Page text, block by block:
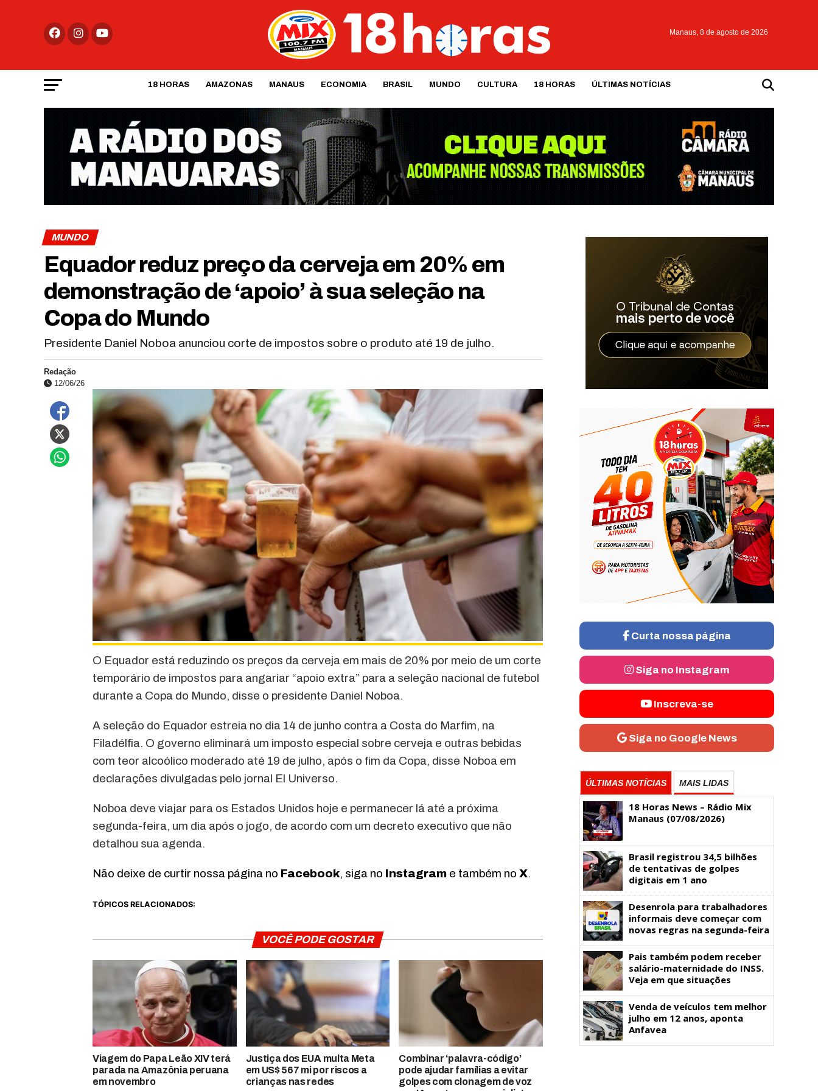
Manaus, 8 de agosto de 2026
18 HORAS AMAZONAS MANAUS ECONOMIA BRASIL MUNDO CULTURA 18 HORAS ÚLTIMAS NOTÍCIAS
MUNDO
Equador reduz preço da cerveja em 20% em
demonstração de ‘apoio’ à sua seleção na
Copa do Mundo
Presidente Daniel Noboa anunciou corte de impostos sobre o produto até 19 de julho.
Redação
12/06/26
O Equador está reduzindo os preços da cerveja em mais de 20% por meio de um corte
temporário de impostos para angariar “apoio extra” para a seleção nacional de futebol
durante a Copa do Mundo, disse o presidente Daniel Noboa.
A seleção do Equador estreia no dia 14 de junho contra a Costa do Marfim, na
Filadélfia. O governo eliminará um imposto especial sobre cerveja e outras bebidas
com teor alcoólico moderado até 19 de julho, após o fim da Copa, disse Noboa em
declarações divulgadas pelo jornal El Universo.
Noboa deve viajar para os Estados Unidos hoje e permanecer lá até a próxima
segunda-feira, um dia após o jogo, de acordo com um decreto executivo que não
detalhou sua agenda.
Não deixe de curtir nossa página no Facebook, siga no Instagram e também no X.
TÓPICOS RELACIONADOS:
VOCÊ PODE GOSTAR
Viagem do Papa Leão XIV terá
parada na Amazônia peruana
em novembro
Justiça dos EUA multa Meta
em US$ 567 mi por riscos a
crianças nas redes
Combinar ‘palavra-código’
pode ajudar famílias a evitar
golpes com clonagem de voz
Curta nossa página
Siga no Instagram
Inscreva-se
Siga no Google News
ÚLTIMAS NOTÍCIAS MAIS LIDAS
18 Horas News​​​​​​​​​​​​ – Rádio Mix
Manaus (07/08/2026)
Brasil registrou 34,5 bilhões
de tentativas de golpes
digitais em 1 ano
Desenrola para trabalhadores
informais deve começar com
novas regras na segunda-feira
Pais também podem receber
salário-maternidade do INSS.
Veja em que situações
Venda de veículos tem melhor
julho em 12 anos, aponta
Anfavea